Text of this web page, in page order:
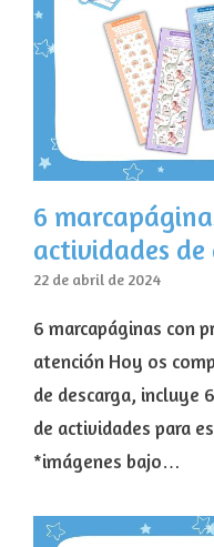
6
actividades de
22 de abril de 2024
6 marcapáginas con
atención Hoy os
de descarga, incluye
de actividades para
*imágenes bajo…